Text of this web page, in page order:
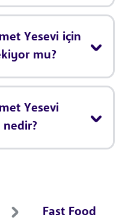
Yesevi için
mu?
Yesevi
nedir?
Fast Food